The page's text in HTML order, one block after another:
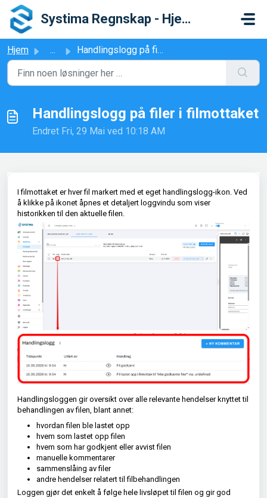
Gå til hovedinnhold
Systima Regnskap - Hjelpesenter
Hjem ... Handlingslogg på filer i filmottaket
Handlingslogg på filer i filmottaket
Endret Fri, 29 Mai ved 10:18 AM
I filmottaket er hver fil markert med et eget handlingslogg-ikon. Ved
å klikke på ikonet åpnes et detaljert loggvindu som viser
historikken til den aktuelle filen.
Handlingsloggen gir oversikt over alle relevante hendelser knyttet til
behandlingen av filen, blant annet:
hvordan filen ble lastet opp
hvem som lastet opp filen
hvem som har godkjent eller avvist filen
manuelle kommentarer
sammenslåing av filer
andre hendelser relatert til filbehandlingen
Loggen gjør det enkelt å følge hele livsløpet til filen og gir god